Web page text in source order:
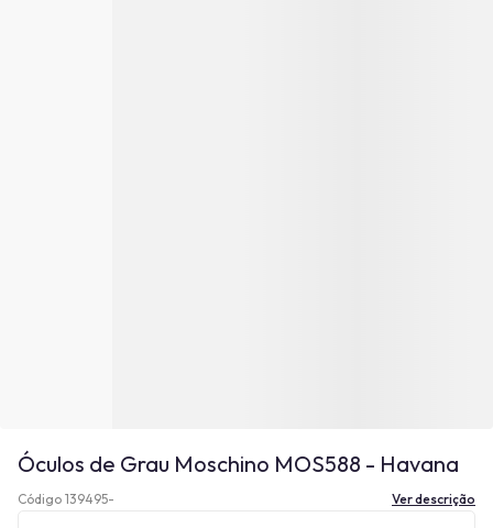
Óculos de Grau Moschino MOS588 - Havana
Código 139495- Ver descrição